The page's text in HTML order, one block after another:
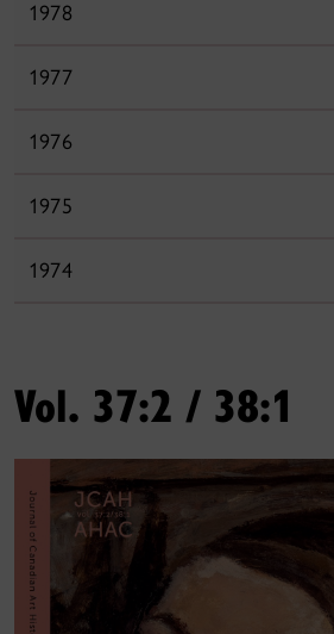
1978
1977
1976
1975
1974
Vol. 37:2 / 38:1